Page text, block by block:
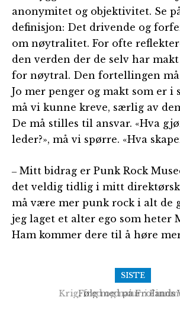
anonymitet og objektivitet. Se
definisjon: Det drivende og
om nøytralitet. For ofte
den verden der de selv har
for nøytral. Den fortellingen må
Jo mer penger og makt som er i
må vi kunne kreve, særlig av
De må stilles til ansvar. «Hva
leder?», må vi spørre. «Hva
– Mitt bidrag er Punk Rock
det veldig tidlig i mitt
må være mer punk rock i alt de
jeg laget et alter ego som heter
Ham kommer dere til å høre
SISTE
Følg med på Frolands